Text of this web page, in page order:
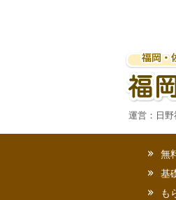
運営：日
無
基
も